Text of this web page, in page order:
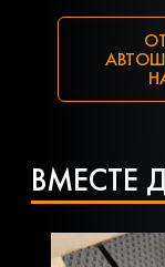
ВМЕСТЕ